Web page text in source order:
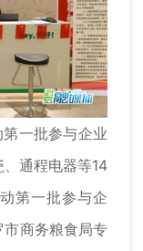
一批参与企业
通程电器等14
第一批参与企
商务粮食局专